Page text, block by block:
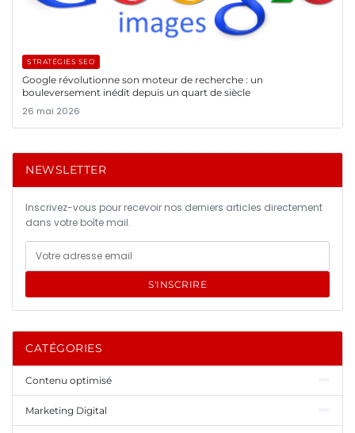
STRATÉGIES SEO
Google révolutionne son moteur de recherche : un
bouleversement inédit depuis un quart de siècle
26 mai 2026
NEWSLETTER
Inscrivez-vous pour recevoir nos derniers articles directement
dans votre boîte mail.
S'INSCRIRE
CATÉGORIES
Contenu optimisé
Marketing Digital